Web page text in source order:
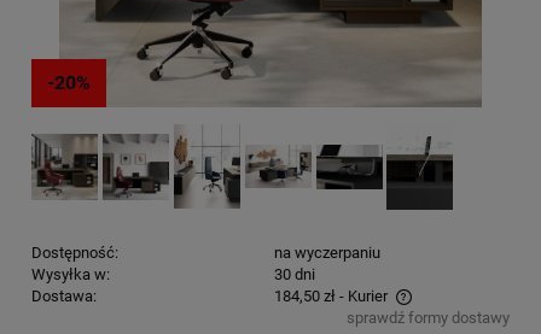
-20%
Dostępność:
na wyczerpaniu
Wysyłka w:
30 dni
Dostawa:
184,50 zł - Kurier
Cena nie zawiera ewentualnych kosztów płatnościsprawdź formy dostawy